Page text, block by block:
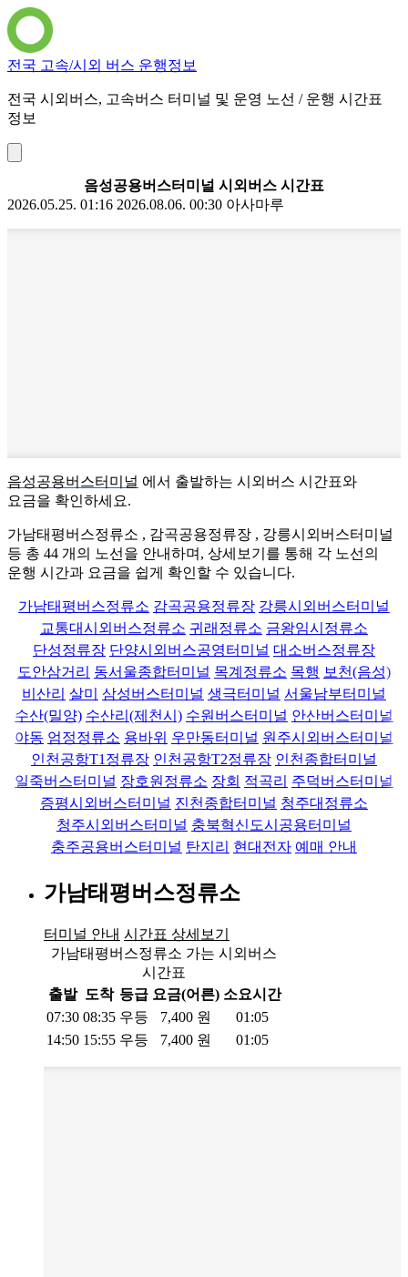
전국 고속/시외 버스 운행정보
전국 시외버스, 고속버스 터미널 및 운영 노선 / 운행 시간표
정보
음성공용버스터미널 시외버스 시간표
2026.05.25. 01:16 2026.08.06. 00:30 아사마루
음성공용버스터미널 에서 출발하는 시외버스 시간표와
요금을 확인하세요.
가남태평버스정류소 , 감곡공용정류장 , 강릉시외버스터미널
등 총 44 개의 노선을 안내하며, 상세보기를 통해 각 노선의
운행 시간과 요금을 쉽게 확인할 수 있습니다.
가남태평버스정류소 감곡공용정류장 강릉시외버스터미널
교통대시외버스정류소 귀래정류소 금왕임시정류소
단성정류장 단양시외버스공영터미널 대소버스정류장
도안삼거리 동서울종합터미널 목계정류소 목행 보천(음성)
비산리 살미 삼성버스터미널 생극터미널 서울남부터미널
수산(밀양) 수산리(제천시) 수원버스터미널 안산버스터미널
야동 엄정정류소 용바위 우만동터미널 원주시외버스터미널
인천공항T1정류장 인천공항T2정류장 인천종합터미널
일죽버스터미널 장호원정류소 장회 적곡리 주덕버스터미널
증평시외버스터미널 진천종합터미널 청주대정류소
청주시외버스터미널 충북혁신도시공용터미널
충주공용버스터미널 탄지리 현대전자 예매 안내
가남태평버스정류소
터미널 안내 시간표 상세보기
가남태평버스정류소 가는 시외버스
시간표
출발 도착 등급 요금(어른) 소요시간
07:30 08:35 우등 7,400 원
01:05
14:50 15:55 우등 7,400 원 01:05